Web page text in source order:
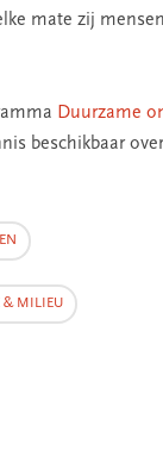
mate zij
Duurzame
beschikbaar
& MILIEU